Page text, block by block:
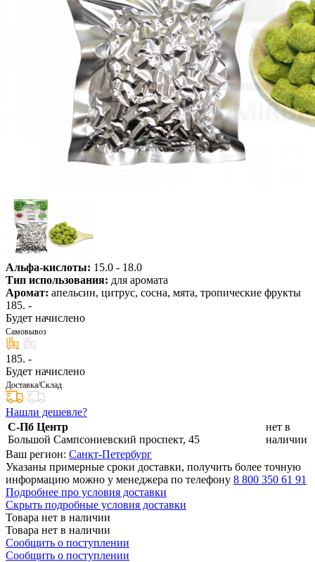
Альфа-кислоты: 15.0 - 18.0
Тип использования: для аромата
Аромат: апельсин, цитрус, сосна, мята, тропические фрукты
185. -
Будет начислено
Самовывоз
185. -
Будет начислено
Доставка/Склад
Нашли дешевле?
С-Пб Центр
Большой Сампсониевский проспект, 45
нет в
наличии
Ваш регион: Санкт-Петербург
Указаны примерные сроки доставки, получить более точную
информацию можно у менеджера по телефону 8 800 350 61 91
Подробнее про условия доставки
Скрыть подробные условия доставки
Товара нет в наличии
Товара нет в наличии
Сообщить о поступлении
Сообщить о поступлении